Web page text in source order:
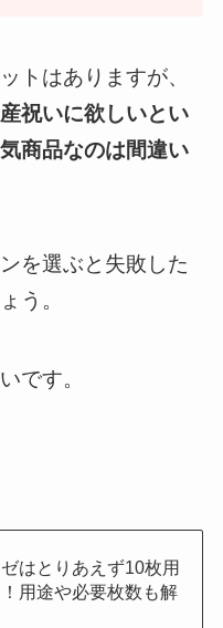
トはありますが、
祝いに欲しいとい
商品なのは間違い
を選ぶと失敗した
う。
です。
はとりあえず10枚用
用途や必要枚数も解